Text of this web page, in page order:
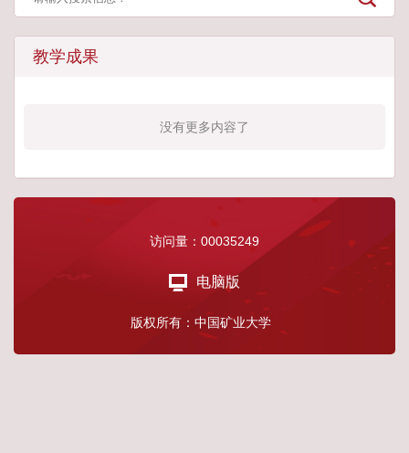
教学成果
没有更多内容了
访问量： 00035249
电脑版
版权所有：中国矿业大学